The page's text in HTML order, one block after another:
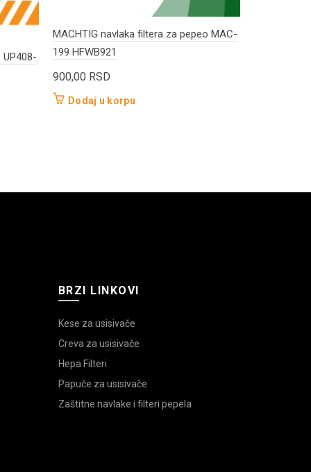
UP408-
MACHTIG navlaka filtera za pepeo MAC-
199 HFWB921
900,00 RSD
Dodaj u korpu
BRZI LINKOVI
Kese za usisivače
Creva za usisivače
Hepa Filteri
Papuče za usisivače
Zaštitne navlake i filteri pepela